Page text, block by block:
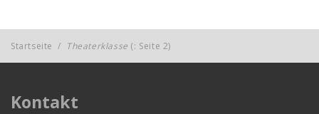
Startseite / Theaterklasse (: Seite 2)
Kontakt